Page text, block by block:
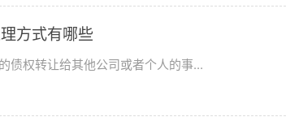
方式有哪些
债权转让给其他公司或者个人的事...